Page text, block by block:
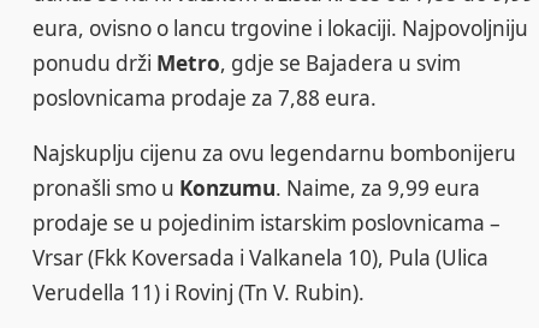
eura, ovisno o lancu trgovine i lokaciji. Najpovoljniju
ponudu drži Metro, gdje se Bajadera u svim
poslovnicama prodaje za 7,88 eura.
Najskuplju cijenu za ovu legendarnu bombonijeru
pronašli smo u Konzumu. Naime, za 9,99 eura
prodaje se u pojedinim istarskim poslovnicama –
Vrsar (Fkk Koversada i Valkanela 10), Pula (Ulica
Verudella 11) i Rovinj (Tn V. Rubin).